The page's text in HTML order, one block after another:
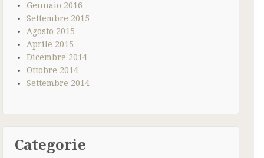
Gennaio 2016
Settembre 2015
Agosto 2015
Aprile 2015
Dicembre 2014
Ottobre 2014
Settembre 2014
Categorie